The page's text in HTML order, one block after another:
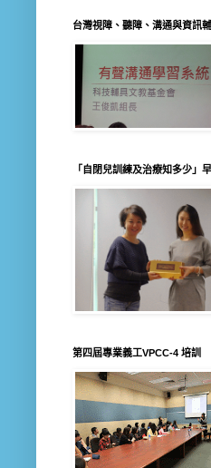
台灣視障、聽障、溝通與資訊
「自閉兒訓練及治療知多少」
第四屆專業義工VPCC-4 培訓